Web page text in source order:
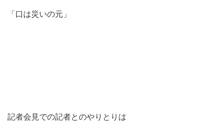
「口は災いの元」
記者会見での記者とのやりとりは